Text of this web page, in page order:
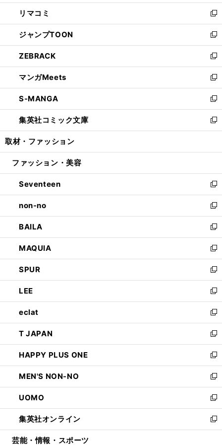
ウ
で
開
く
ン
ド
ウ
で
開
く
ウ
ィ
ン
ド
ウ
で
開
く
し
い
ウ
ィ
ン
ド
ウ
で
開
く
リマコミ
新
し
い
ウ
ィ
ン
ド
ウ
で
開
く
ジャンプTOON
新
し
い
ウ
ィ
ン
ド
ウ
で
開
ZEBRACK
新
し
い
ウ
ィ
ン
ド
ウ
開
マンガMeets
新
し
い
ウ
ィ
ン
ウ
開
く
S-MANGA
新
し
い
ウ
ン
ウ
で
開
く
集英社コミック文庫
新
し
ウ
ン
ド
ウ
で
開
く
取材・ファッション
ファッション・美容
Seventeen
新
し
い
ウ
ィ
ン
ド
ウ
で
開
く
non-no
新
し
い
ウ
ィ
ン
ド
ウ
で
開
く
BAILA
新
し
い
ウ
ィ
ン
ド
ウ
で
開
く
MAQUIA
新
し
い
ウ
ィ
ン
ド
ウ
で
開
く
SPUR
新
し
い
ウ
ィ
ン
ド
ウ
で
開
く
LEE
新
し
い
ウ
ィ
ン
ド
ウ
で
開
く
eclat
新
し
い
ウ
ィ
ン
ド
ウ
で
開
く
T JAPAN
新
し
い
ウ
ィ
ン
ド
ウ
で
開
HAPPY PLUS ONE
新
し
い
ウ
ィ
ン
ド
ウ
MEN'S NON-NO
新
し
い
ウ
ィ
ン
UOMO
新
し
い
ウ
集英社オンライン
新
し
芸能・情報・スポーツ